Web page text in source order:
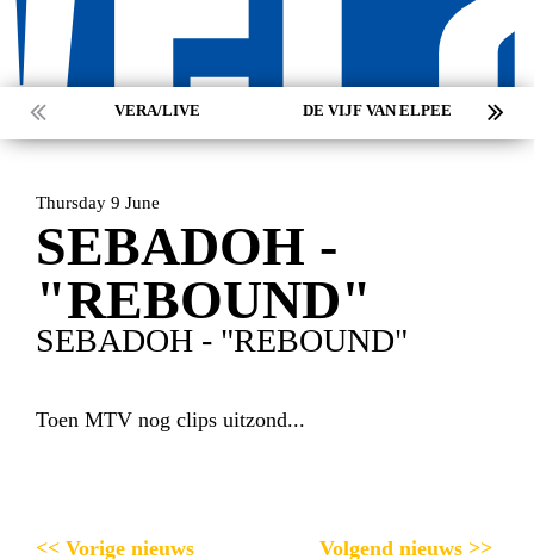
ARTDIVISION
INFOWEBSHOPMIJN TICKETS
VERA/LIVE DE VIJF VAN ELPEE
Thursday 9 June
SEBADOH -
"REBOUND"
SEBADOH - "REBOUND"
Toen MTV nog clips uitzond...
<< Vorige nieuws Volgend nieuws >>